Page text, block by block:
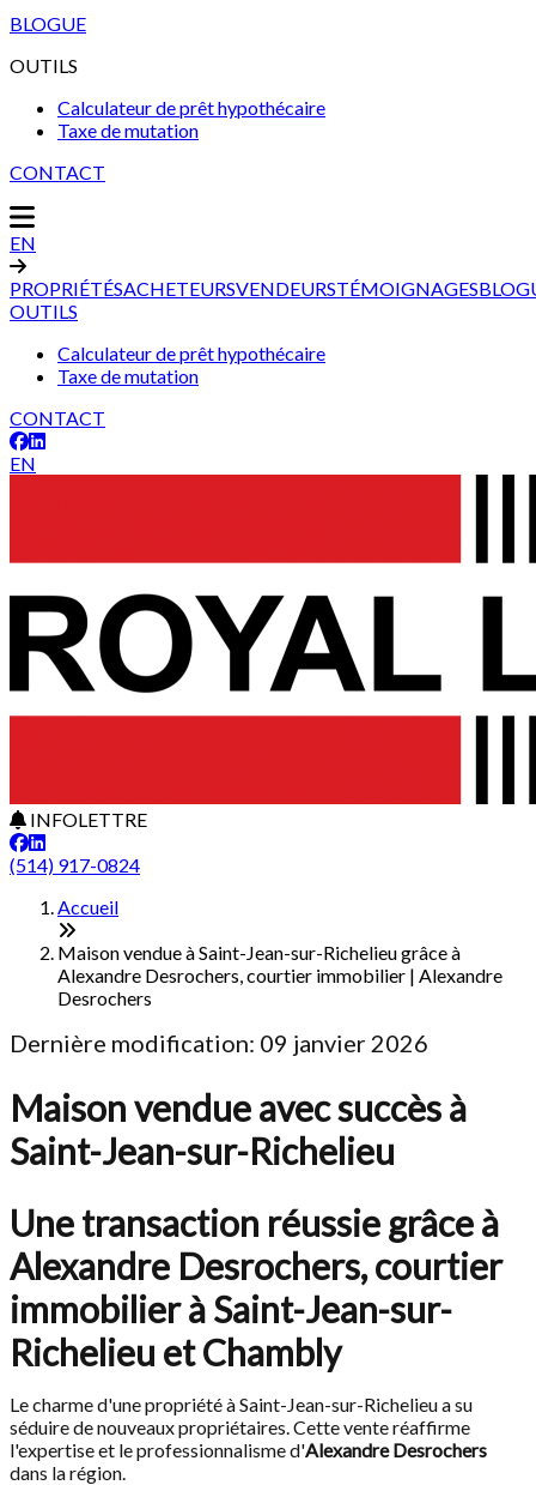
BLOGUE
OUTILS
Calculateur de prêt hypothécaire
Taxe de mutation
CONTACT
EN
PROPRIÉTÉSACHETEURSVENDEURSTÉMOIGNAGES
OUTILS
Calculateur de prêt hypothécaire
Taxe de mutation
CONTACT
EN
INFOLETTRE
(514) 917-0824
Accueil
Maison vendue à Saint-Jean-sur-Richelieu grâce à
Alexandre Desrochers, courtier immobilier | Alexandre
Desrochers
Dernière modification: 09 janvier 2026
Maison vendue avec succès à
Saint-Jean-sur-Richelieu
Une transaction réussie grâce à
Alexandre Desrochers, courtier
immobilier à Saint-Jean-sur-
Richelieu et Chambly
Le charme d'une propriété à Saint-Jean-sur-Richelieu a su
séduire de nouveaux propriétaires. Cette vente réaffirme
l'expertise et le professionnalisme d'Alexandre Desrochers
dans la région.